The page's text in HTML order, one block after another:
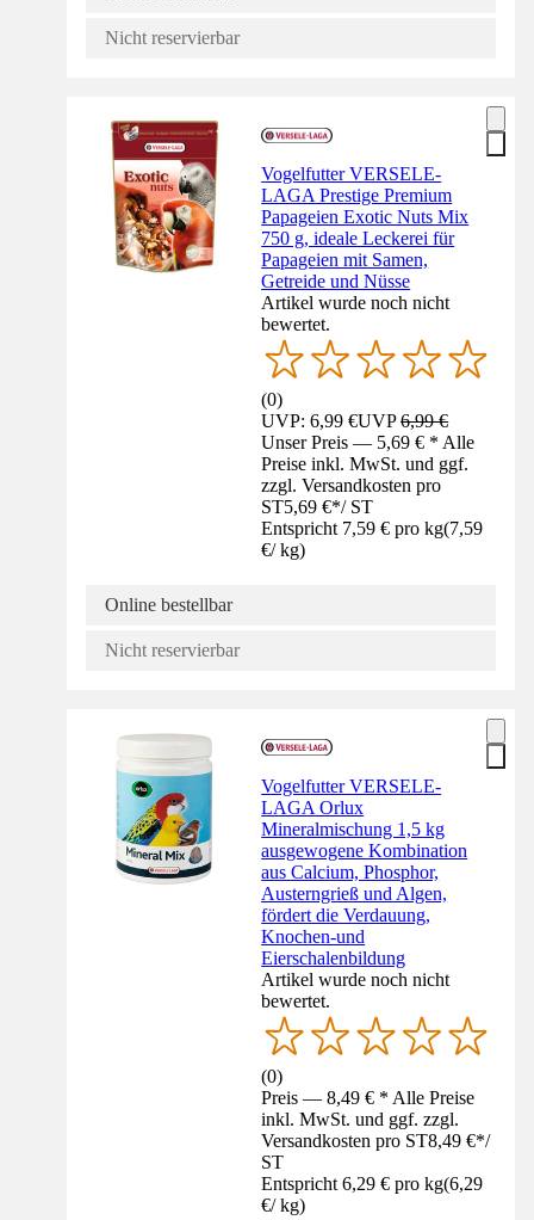
Nicht reservierbar
Vogelfutter VERSELE-
LAGA Prestige Premium
Papageien Exotic Nuts Mix
750 g, ideale Leckerei für
Papageien mit Samen,
Getreide und Nüsse
Artikel wurde noch nicht
bewertet.
(0)
UVP: 6,99 €UVP6,99 €
Unser Preis — 5,69 € * Alle
Preise inkl. MwSt. und ggf.
zzgl. Versandkosten pro
ST5,69 €*/ ST
Entspricht 7,59 € pro kg(7,59
€/ kg)
Online bestellbar
Nicht reservierbar
Vogelfutter VERSELE-
LAGA Orlux
Mineralmischung 1,5 kg
ausgewogene Kombination
aus Calcium, Phosphor,
Austerngrieß und Algen,
fördert die Verdauung,
Knochen-und
Eierschalenbildung
Artikel wurde noch nicht
bewertet.
(0)
Preis — 8,49 € * Alle Preise
inkl. MwSt. und ggf. zzgl.
Versandkosten pro ST8,49 €*/
ST
Entspricht 6,29 € pro kg(6,29
€/ kg)